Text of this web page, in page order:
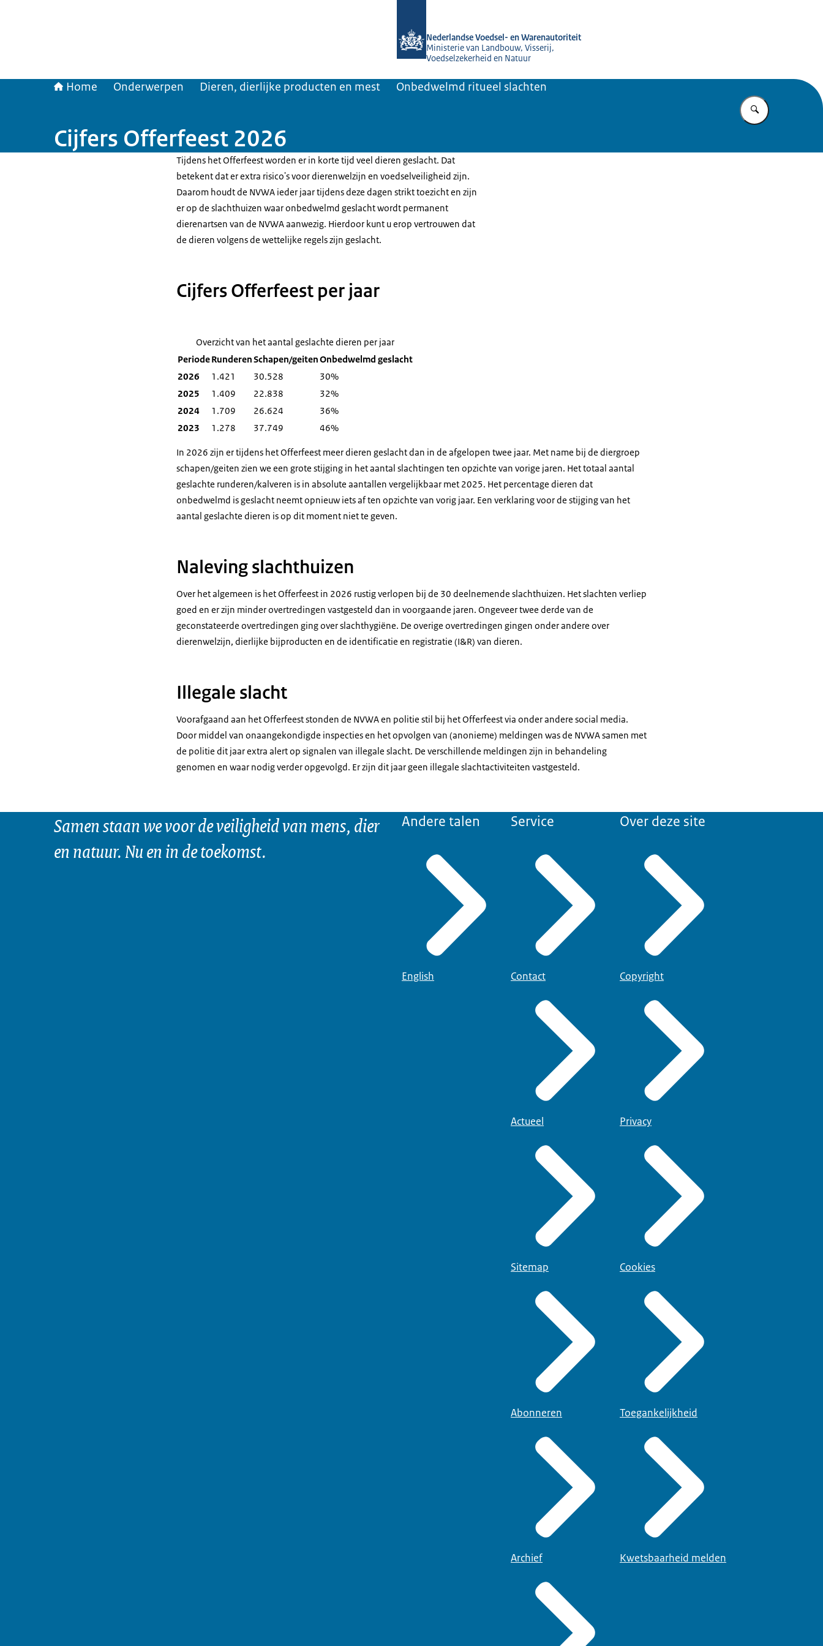
Nederlandse Voedsel- en Warenautoriteit
Ministerie van Landbouw, Visserij,
Voedselzekerheid en Natuur
Home Onderwerpen Dieren, dierlijke producten en mest Onbedwelmd ritueel slachten
Vul in wat u
Cijfers Offerfeest 2026
Tijdens het Offerfeest worden er in korte tijd veel dieren geslacht. Dat
betekent dat er extra risico's voor dierenwelzijn en voedselveiligheid zijn.
Daarom houdt de NVWA ieder jaar tijdens deze dagen strikt toezicht en zijn
er op de slachthuizen waar onbedwelmd geslacht wordt permanent
dierenartsen van de NVWA aanwezig. Hierdoor kunt u erop vertrouwen dat
de dieren volgens de wettelijke regels zijn geslacht.
Cijfers Offerfeest per jaar
Overzicht van het aantal geslachte dieren per jaar
PeriodeRunderenSchapen/geitenOnbedwelmd geslacht
2026
1.421 30.528
30%
2025
1.409 22.838
32%
2024
1.709 26.624
36%
2023
1.278 37.749 46%
In 2026 zijn er tijdens het Offerfeest meer dieren geslacht dan in de afgelopen twee jaar. Met name bij de diergroep
schapen/geiten zien we een grote stijging in het aantal slachtingen ten opzichte van vorige jaren. Het totaal aantal
geslachte runderen/kalveren is in absolute aantallen vergelijkbaar met 2025. Het percentage dieren dat
onbedwelmd is geslacht neemt opnieuw iets af ten opzichte van vorig jaar. Een verklaring voor de stijging van het
aantal geslachte dieren is op dit moment niet te geven.
Naleving slachthuizen
Over het algemeen is het Offerfeest in 2026 rustig verlopen bij de 30 deelnemende slachthuizen. Het slachten verliep
goed en er zijn minder overtredingen vastgesteld dan in voorgaande jaren. Ongeveer twee derde van de
geconstateerde overtredingen ging over slachthygiëne. De overige overtredingen gingen onder andere over
dierenwelzijn, dierlijke bijproducten en de identificatie en registratie (I&R) van dieren.
Illegale slacht
Voorafgaand aan het Offerfeest stonden de NVWA en politie stil bij het Offerfeest via onder andere social media.
Door middel van onaangekondigde inspecties en het opvolgen van (anonieme) meldingen was de NVWA samen met
de politie dit jaar extra alert op signalen van illegale slacht. De verschillende meldingen zijn in behandeling
genomen en waar nodig verder opgevolgd. Er zijn dit jaar geen illegale slachtactiviteiten vastgesteld.
Samen staan we voor de veiligheid van mens, dier
en natuur. Nu en in de toekomst.
Andere talen
English
Service
Contact
Actueel
Sitemap
Abonneren
Archief
Over deze site
Copyright
Privacy
Cookies
Toegankelijkheid
Kwetsbaarheid melden